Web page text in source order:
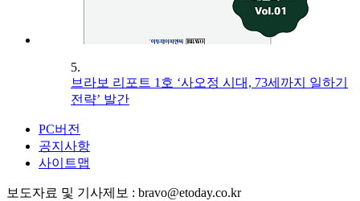
5.
브라보 리포트 1호 ‘사오정 시대, 73세까지 일하기
전략’ 발간
PC버전
공지사항
사이트맵
보도자료 및 기사제보 : bravo@etoday.co.kr